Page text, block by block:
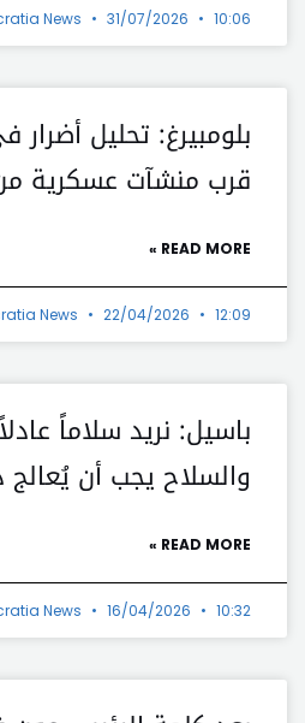
News 31/07/2026 10:06 ص
بلومبيرغ: تحليل
قرب منشآت عسكرية
READ MORE »
News 22/04/2026 12:09 م
باسيل: نريد سلاماً
والسلاح يجب أن
READ MORE »
News 16/04/2026 10:32 ص